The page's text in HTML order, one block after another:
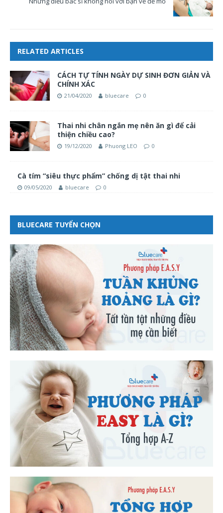
RELATED ARTICLES
CÁCH TỰ TÍNH NGÀY DỰ SINH ĐƠN GIẢN VÀ
CHÍNH XÁC
21/04/2020 bluecare 0
Thai nhi chân ngắn mẹ nên ăn gì để cải
thiện chiều cao?
19/12/2020 Phuong LEO 0
Cà tím “siêu thực phẩm” chống dị tật thai nhi
09/05/2020 bluecare 0
BLUECARE TUYỂN CHỌN